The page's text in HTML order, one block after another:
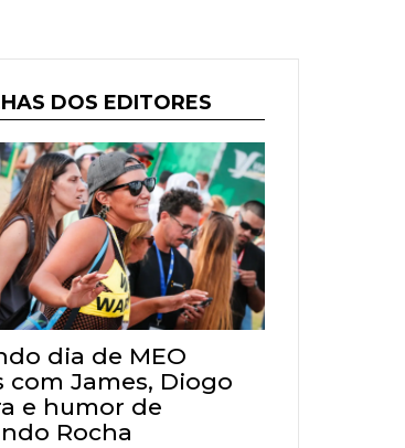
DOS EDITORES
dia de MEO
com James, Diogo
e humor de
Rocha